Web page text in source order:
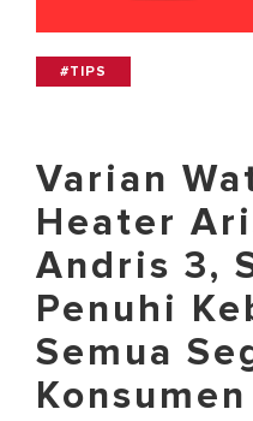
#TIPS
Varian
Heater
Andris 3,
Penuhi
Semua
Konsumen